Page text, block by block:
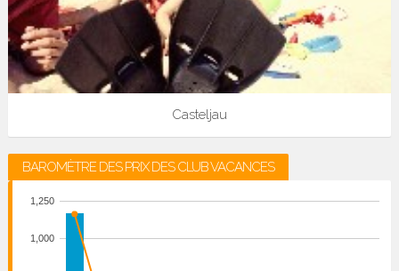
Casteljau
BAROMÈTRE DES PRIX DES CLUB VACANCES
1,000
1,250